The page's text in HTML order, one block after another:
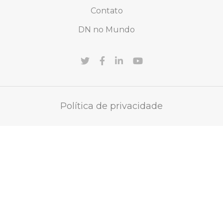
Contato
DN no Mundo
Política de privacidade